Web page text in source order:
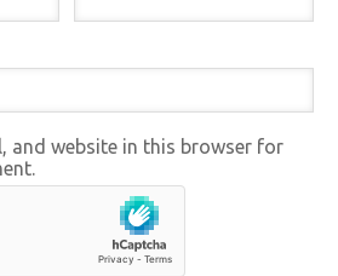
and website in this browser for